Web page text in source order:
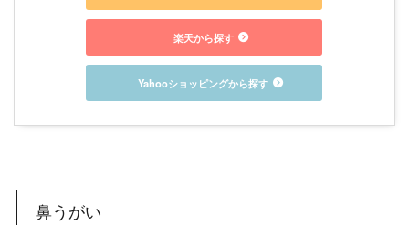
楽天から探す
Yahooショッピングから探す
鼻うがい